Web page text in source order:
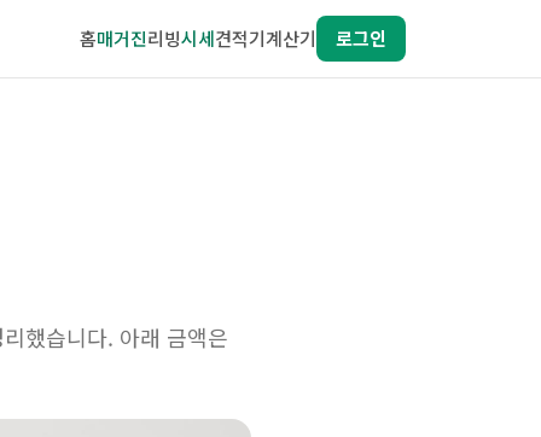
홈매거진리빙시세견적기계산기 로그인
했습니다. 아래 금액은